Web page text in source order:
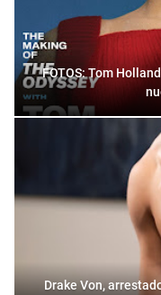
FOTOS: Tom
Drake Von,